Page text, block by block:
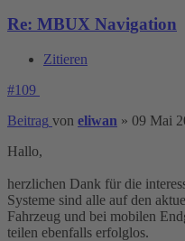
Re: MBUX Navigation
Zitieren
#109
Beitrag von eliwan » 09 Mai
Hallo,
herzlichen Dank für die
Systeme sind alle auf den
Fahrzeug und bei mobilen
teilen ebenfalls erfolglos.